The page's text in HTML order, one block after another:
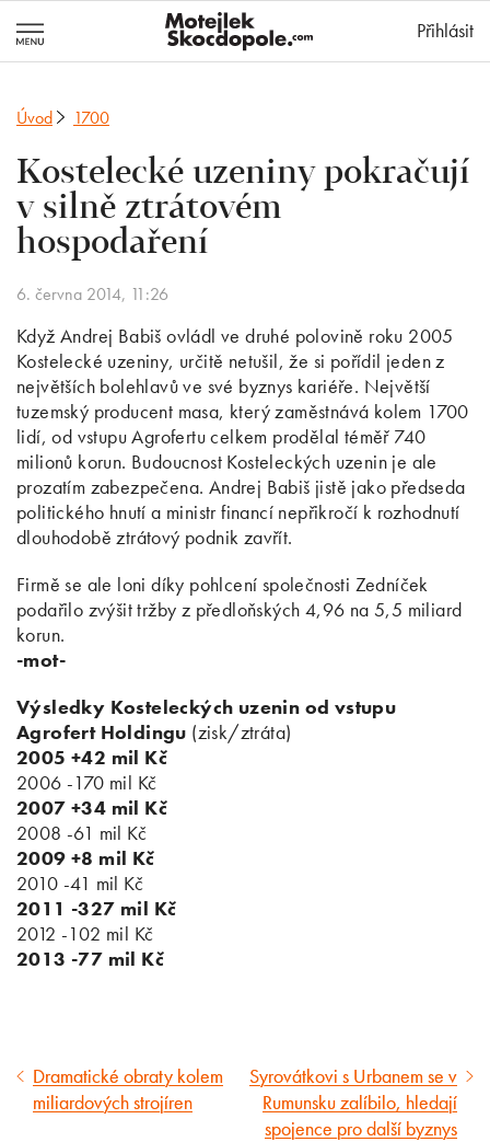
Přihlásit
Úvod 1700
Kostelecké uzeniny pokračují
v silně ztrátovém
hospodaření
6. června 2014, 11:26
Když Andrej Babiš ovládl ve druhé polovině roku 2005
Kostelecké uzeniny, určitě netušil, že si pořídil jeden z
největších bolehlavů ve své byznys kariéře. Největší
tuzemský producent masa, který zaměstnává kolem 1700
lidí, od vstupu Agrofertu celkem prodělal téměř 740
milionů korun. Budoucnost Kosteleckých uzenin je ale
prozatím zabezpečena. Andrej Babiš jistě jako předseda
politického hnutí a ministr financí nepřikročí k rozhodnutí
dlouhodobě ztrátový podnik zavřít.
Firmě se ale loni díky pohlcení společnosti Zedníček
podařilo zvýšit tržby z předloňských 4,96 na 5,5 miliard
korun.
-mot-
Výsledky Kosteleckých uzenin od vstupu
Agrofert Holdingu (zisk/ztráta)
2005 +42 mil Kč
2006 -170 mil Kč
2007 +34 mil Kč
2008 -61 mil Kč
2009 +8 mil Kč
2010 -41 mil Kč
2011 -327 mil Kč
2012 -102 mil Kč
2013 -77 mil Kč
Předcházející
článek
Dramatické obraty kolem
miliardových strojíren
Následující
článek
Syrovátkovi s Urbanem se v
Rumunsku zalíbilo, hledají
spojence pro další byznys